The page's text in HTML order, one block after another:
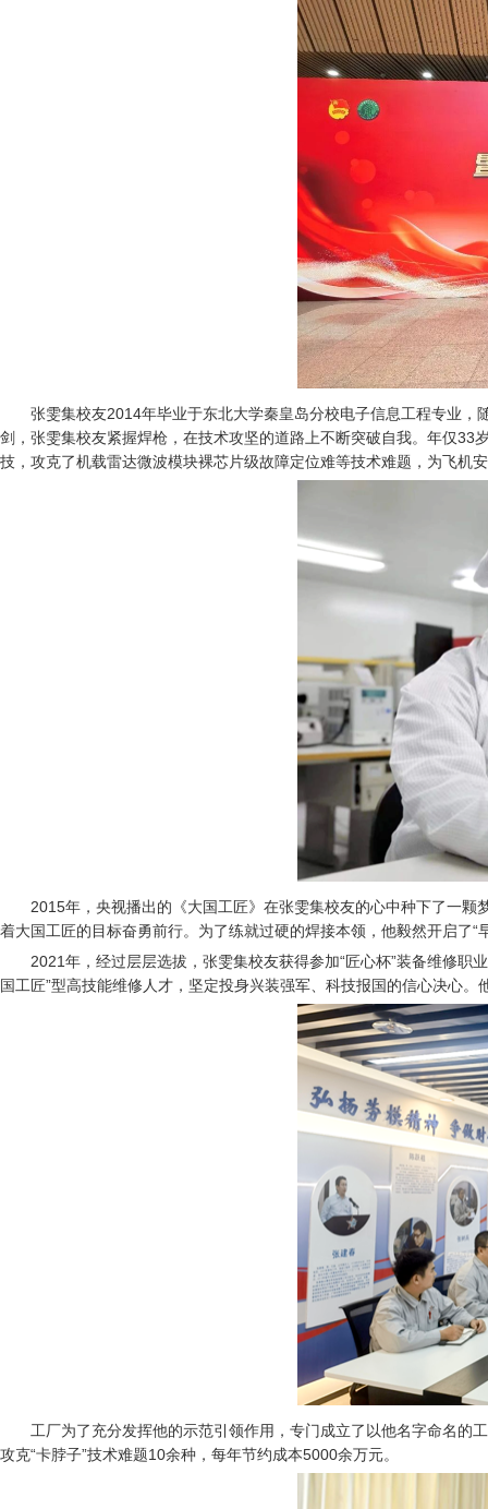
张雯集校友2014年毕业于东北大学秦皇岛分校电子信息工程专业
剑，张雯集校友紧握焊枪，在技术攻坚的道路上不断突破自我。年仅33
技，攻克了机载雷达微波模块裸芯片级故障定位难等技术难题，为飞机
2015年，央视播出的《大国工匠》在张雯集校友的心中种下了一
着大国工匠的目标奋勇前行。为了练就过硬的焊接本领，他毅然开启了“
2021年，经过层层选拔，张雯集校友获得参加“匠心杯”装备维修
国工匠”型高技能维修人才，坚定投身兴装强军、科技报国的信心决心
工厂为了充分发挥他的示范引领作用，专门成立了以他名字命名的
攻克“卡脖子”技术难题10余种，每年节约成本5000余万元。